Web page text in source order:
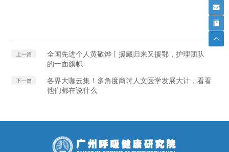
上一篇
全国先进个人黄敬烨丨援藏归来又援鄂，护理团队
的一面旗帜
下一篇
各界大咖云集！多角度商讨人文医学发展大计，看看
他们都在说什么